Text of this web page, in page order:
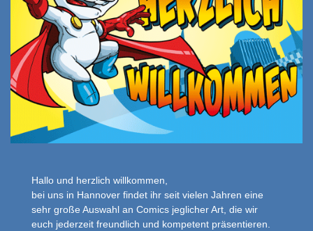
Hallo und herzlich willkommen,
bei uns in Hannover findet ihr seit vielen Jahren eine
sehr große Auswahl an Comics jeglicher Art, die wir
euch jederzeit freundlich und kompetent präsentieren.